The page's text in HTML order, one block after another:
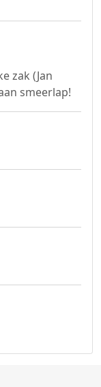
zak (Jan
smeerlap!